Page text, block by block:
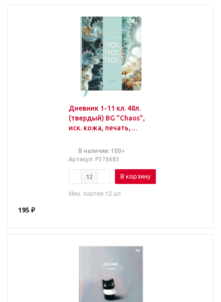
Дневник 1-11 кл. 48л.
(твердый) BG "Chaos",
иск. кожа, печать,
ляссеВ наличии: 100>
Артикул: Р376683
В корзину
Мин. партия 12 шт
195 ₽